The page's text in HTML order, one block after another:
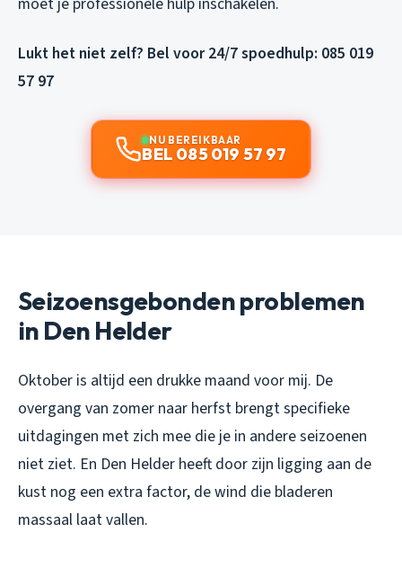
Lukt het niet zelf? Bel voor 24/7 spoedhulp: 085 019
57 97
NU BEREIKBAAR
BEL 085 019 57 97
Seizoensgebonden problemen
in Den Helder
Oktober is altijd een drukke maand voor mij. De
overgang van zomer naar herfst brengt specifieke
uitdagingen met zich mee die je in andere seizoenen
niet ziet. En Den Helder heeft door zijn ligging aan de
kust nog een extra factor, de wind die bladeren
massaal laat vallen.